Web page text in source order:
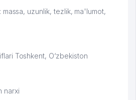
uzunlik, tezlik, ma'lumot,
Toshkent, O‘zbekiston
narxi